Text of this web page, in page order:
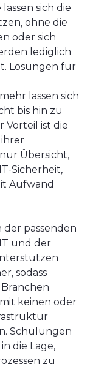
sich die
ohne die
oder sich
lediglich
Lösungen für
lassen sich
bis hin zu
Vorteil ist die
Übersicht,
Sicherheit,
Aufwand
passenden
und der
sodass
keinen oder
Schulungen
die Lage,
zu